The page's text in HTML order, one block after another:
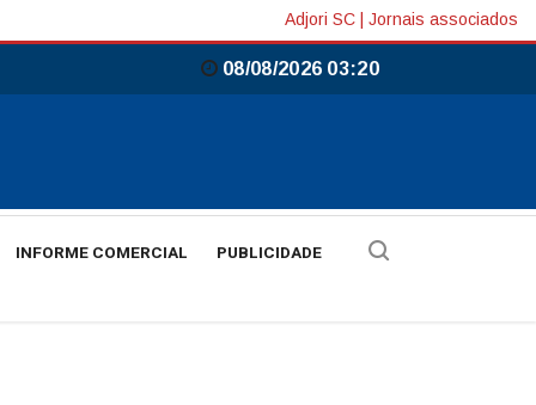
Adjori SC Jornais associados
08/08/2026 03:20
INFORME COMERCIAL PUBLICIDADE